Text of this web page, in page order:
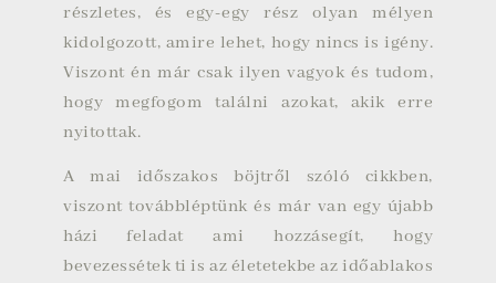
részletes, és egy-egy rész olyan mélyen
kidolgozott, amire lehet, hogy nincs is igény.
Viszont én már csak ilyen vagyok és tudom,
hogy megfogom találni azokat, akik erre
nyitottak.
A mai időszakos böjtről szóló cikkben,
viszont továbbléptünk és már van egy újabb
házi feladat ami hozzásegít, hogy
bevezessétek ti is az életetekbe az időablakos